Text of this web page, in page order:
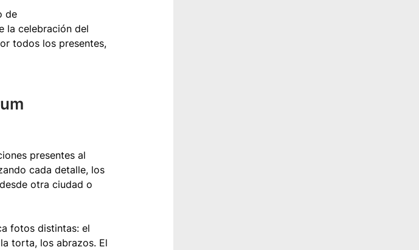
de
la celebración del
todos los presentes,
presentes al
cada detalle, los
otra ciudad o
fotos distintas: el
torta, los abrazos. El